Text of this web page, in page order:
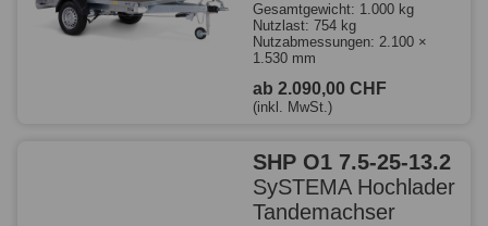
Gesamtgewicht: 1.000 kg
Nutzlast: 754 kg
Nutzabmessungen: 2.100 ×
1.530 mm
ab 2.090,00 CHF
(inkl. MwSt.)
SHP O1 7.5-25-13.2
SySTEMA Hochlader
Tandemachser